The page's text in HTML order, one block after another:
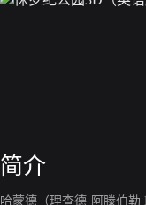
简介
哈蒙德（理查德·阿滕伯